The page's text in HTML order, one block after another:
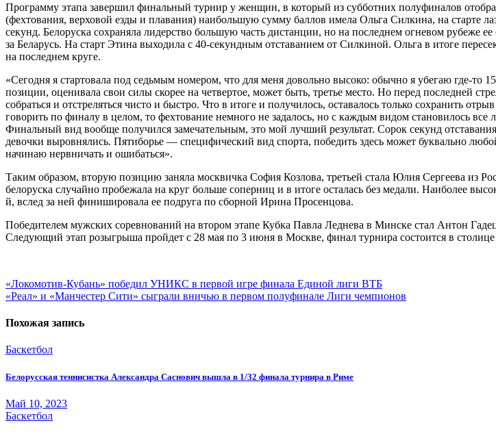
Программу этапа завершил финальный турнир у женщин, в который из субботних полуфиналов
(фехтования, верховой езды и плавания) наибольшую сумму баллов имела Ольга Силкина, на старте
секунд. Белоруска сохраняла лидерство большую часть дистанции, но на последнем огневом рубеже
за Беларусь. На старт Этина выходила с 40-секундным отставанием от Силкиной. Ольга в итоге
на последнем круге.
«Сегодня я стартовала под седьмым номером, что для меня довольно высоко: обычно я убегаю где-то
позиции, оценивала свои силы скорее на четвертое, может быть, третье место. Но перед последней
собраться и отстреляться чисто и быстро. Что в итоге и получилось, оставалось только сохранить
говорить по финалу в целом, то фехтование немного не задалось, но с каждым видом становилось
Финальный вид вообще получился замечательным, это мой лучший результат. Сорок секунд
девочки выровнялись. Пятиборье — специфический вид спорта, победить здесь может буквально
начинаю нервничать и ошибаться».
Таким образом, вторую позицию заняла москвичка София Козлова, третьей стала Юлия Сергеева из
белоруска случайно пробежала на круг больше соперниц и в итоге осталась без медали. Наиболее
й, вслед за ней финишировала ее подруга по сборной Ирина Просенцова.
Победителем мужских соревнований на втором этапе Кубка Павла Леднева в Минске стал Антон
Следующий этап розыгрыша пройдет с 28 мая по 3 июня в Москве, финал турнира состоится в столице
Навигация
по
записям
«Локомотив-Кубань» победил УНИКС в первой игре финала Единой лиги ВТБ
«Реал» и «Манчестер Сити» сыграли вничью в первом полуфинале Лиги чемпионов
Похожая запись
Баскетбол
Белорусская теннисистка Александра Саснович вышла в 1/32 финала турнира в Риме
Май 10, 2023
Баскетбол